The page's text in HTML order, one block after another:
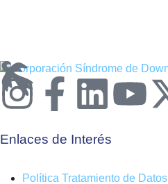
Enlaces de Interés
Política Tratamiento de Datos